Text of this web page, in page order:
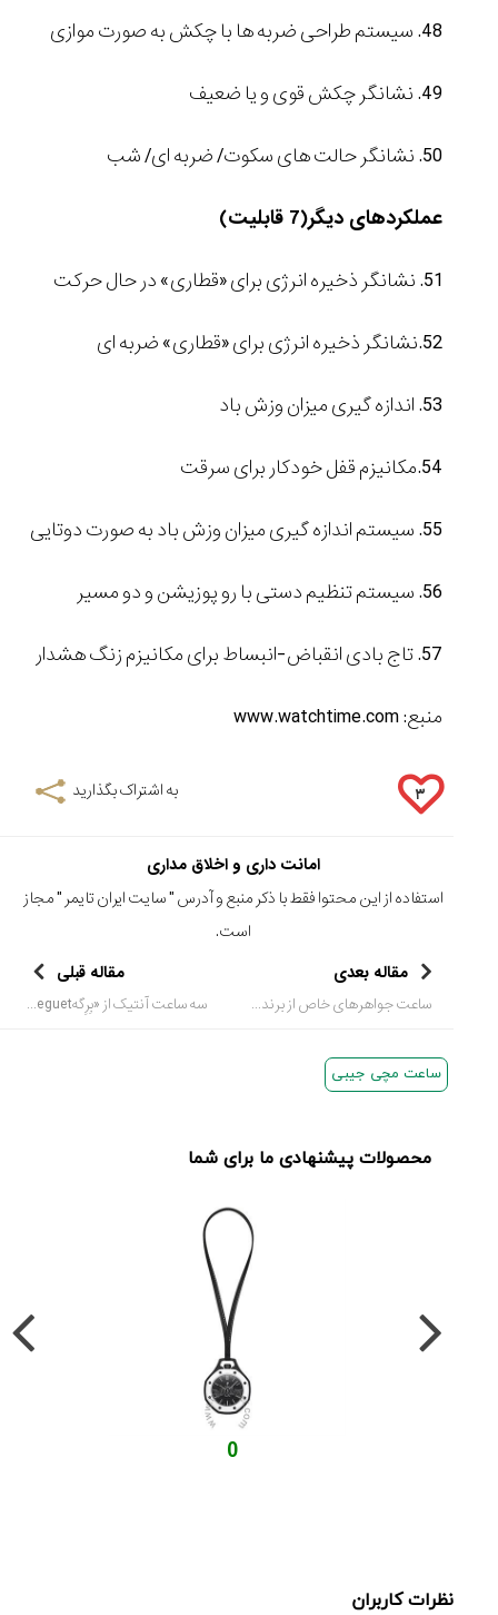
48. سیستم طراحی ضربه ها با چکش به صورت موازی
49. نشانگر چکش قوی و یا ضعیف
50. نشانگر حالت های سکوت/ ضربه ای/ شب
عملکردهای دیگر(7 قابلیت)
51. نشانگر ذخیره انرژی برای «قطاری» در حال حرکت
52.نشانگر ذخیره انرژی برای «قطاری» ضربه ای
53. اندازه گیری میزان وزش باد
54.مکانیزم قفل خودکار برای سرقت
55. سیستم اندازه گیری میزان وزش باد به صورت دوتایی
56. سیستم تنظیم دستی با رو پوزیشن و دو مسیر
57. تاج بادی انقباض-انبساط برای مکانیزم زنگ هشدار
منبع: www.watchtime.com
۳ به اشتراک بگذارید
امانت داری و اخلاق مداری
استفاده از این محتوا فقط با ذکر منبع و آدرس "سایت ایران تایمر" مجاز
است.
مقاله بعدی
ساعت جواهرهای خاص از برندهای خاص برای افراد خاص خاص خاص
مقاله قبلی
سه ساعت آنتیک از «بِرِگهBreguet »: هنر و نوآوری در ساخت ساعت/ موزه سانفرانسیسکو
ساعت مچی جیبی
محصولات پیشنهادی ما برای شما
0
نظرات کاربران